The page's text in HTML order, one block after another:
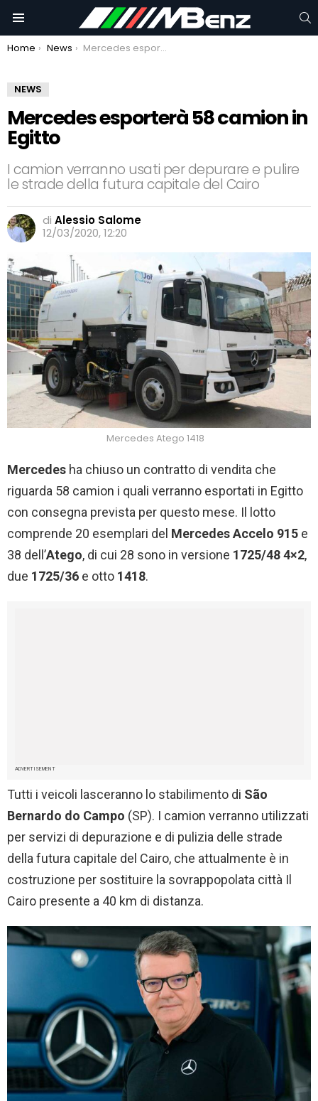
You are here:
Home News Mercedes esporterà 58 camion in Egitto
NEWS
Mercedes esporterà 58 camion in
Egitto
I camion verranno usati per depurare e pulire
le strade della futura capitale del Cairo
di Alessio Salome
12/03/2020, 12:20
Mercedes Atego 1418
Mercedes ha chiuso un contratto di vendita che
riguarda 58 camion i quali verranno esportati in Egitto
con consegna prevista per questo mese. Il lotto
comprende 20 esemplari del Mercedes Accelo 915 e
38 dell’Atego, di cui 28 sono in versione 1725/48 4×2,
due 1725/36 e otto 1418.
ADVERTISEMENT
Tutti i veicoli lasceranno lo stabilimento di São
Bernardo do Campo (SP). I camion verranno utilizzati
per servizi di depurazione e di pulizia delle strade
della futura capitale del Cairo, che attualmente è in
costruzione per sostituire la sovrappopolata città Il
Cairo presente a 40 km di distanza.